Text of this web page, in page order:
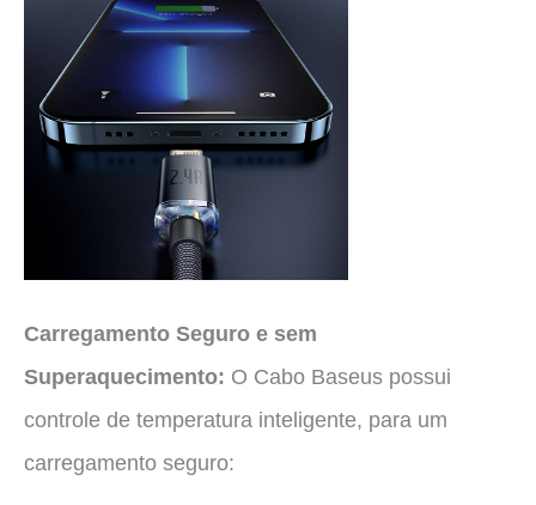
Carregamento Seguro e sem
Superaquecimento: O Cabo Baseus possui
controle de temperatura inteligente, para um
carregamento seguro: